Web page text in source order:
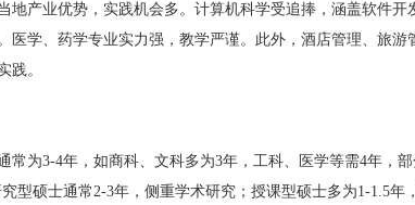
地产业优势，实践机会多。计算机科学受追捧，涵盖软件开
医学、药学专业实力强，教学严谨。此外，酒店管理、旅游
践。
常为3-4年，如商科、文科多为3年，工科、医学等需4年，部
型硕士通常2-3年，侧重学术研究；授课型硕士多为1-1.5年